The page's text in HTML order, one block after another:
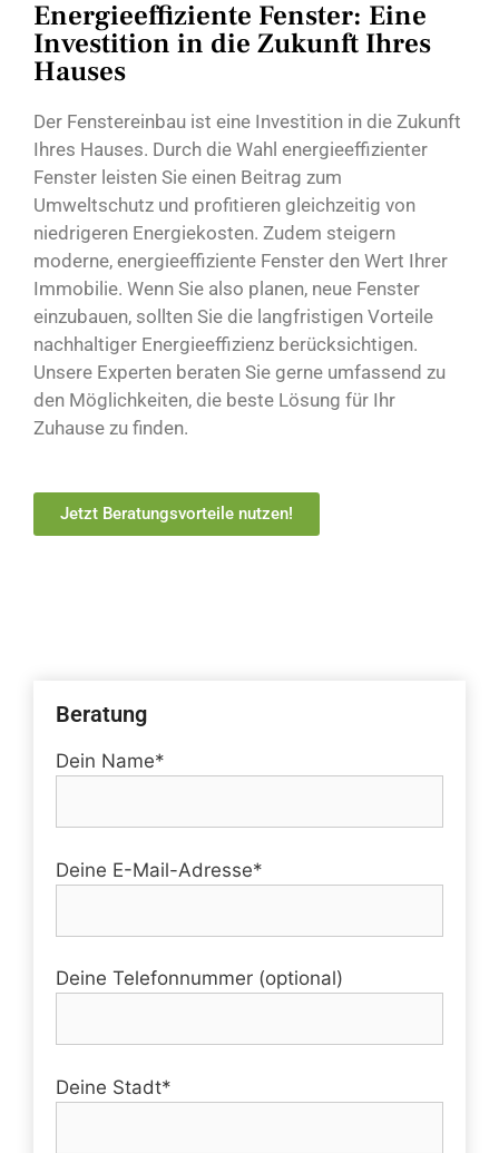
Energieeffiziente Fenster: Eine
Investition in die Zukunft Ihres
Hauses
Der Fenstereinbau ist eine Investition in die Zukunft
Ihres Hauses. Durch die Wahl energieeffizienter
Fenster leisten Sie einen Beitrag zum
Umweltschutz und profitieren gleichzeitig von
niedrigeren Energiekosten. Zudem steigern
moderne, energieeffiziente Fenster den Wert Ihrer
Immobilie. Wenn Sie also planen, neue Fenster
einzubauen, sollten Sie die langfristigen Vorteile
nachhaltiger Energieeffizienz berücksichtigen.
Unsere Experten beraten Sie gerne umfassend zu
den Möglichkeiten, die beste Lösung für Ihr
Zuhause zu finden.
Jetzt Beratungsvorteile nutzen!
Beratung
Dein Name*
Deine E-Mail-Adresse*
Deine Telefonnummer (optional)
Deine Stadt*